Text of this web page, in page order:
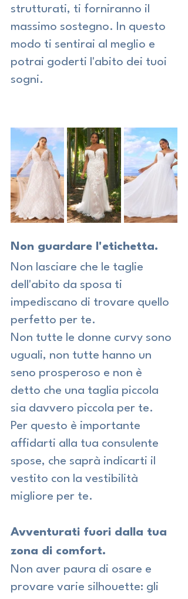
strutturati, ti forniranno il
massimo sostegno. In questo
modo ti sentirai al meglio e
potrai goderti l'abito dei tuoi
sogni.
Non guardare l'etichetta.
Non lasciare che le taglie
dell'abito da sposa ti
impediscano di trovare quello
perfetto per te.
Non tutte le donne curvy sono
uguali, non tutte hanno un
seno prosperoso e non è
detto che una taglia piccola
sia davvero piccola per te.
Per questo è importante
affidarti alla tua consulente
spose, che saprà indicarti il
vestito con la vestibilità
migliore per te.
Avventurati fuori dalla tua
zona di comfort.
Non aver paura di osare e
provare varie silhouette: gli